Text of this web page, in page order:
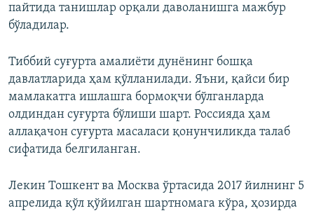
пайтида танишлар орқали даволанишга мажбур
бўладилар.
Тиббий суғурта амалиёти дунёнинг бошқа
давлатларида ҳам қўлланилади. Яъни, қайси бир
мамлакатга ишлашга бормоқчи бўлганларда
олдиндан суғурта бўлиши шарт. Россияда ҳам
аллақачон суғурта масаласи қонунчиликда талаб
сифатида белгиланган.
Лекин Тошкент ва Москва ўртасида 2017 йилнинг 5
апрелида қўл қўйилган шартномага кўра, ҳозирда